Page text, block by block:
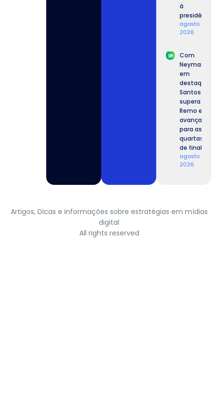
à
presidência.
agosto 7,
2026
Com
Neymar
em
destaque,
Santos
supera o
Remo e
avança
para as
quartas
de final.
agosto 6,
2026
Artigos, Dicas e informações sobre estratégias em mídias
digital
All rights reserved